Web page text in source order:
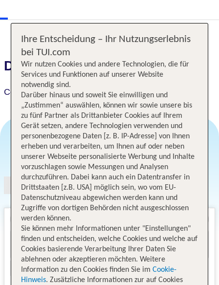
Das erwartet Sie
Courtyard by Marriott Budapest City Center
Angebotsauswahl
Ihre Entscheidung – Ihr Nutzungserlebnis
bei TUI.com
Wir nutzen Cookies und andere Technologien, die für
Services und Funktionen auf unserer Website
notwendig sind.
Darüber hinaus und soweit Sie einwilligen und
„Zustimmen“ auswählen, können wir sowie unsere bis
zu fünf Partner als Drittanbieter Cookies auf Ihrem
Gerät setzen, andere Technologien verwenden und
personenbezogene Daten [z. B. IP-Adresse] von Ihnen
erheben und verarbeiten, um Ihnen auf oder neben
unserer Webseite personalisierte Werbung und Inhalte
vorzuschlagen sowie Messungen und Analysen
durchzuführen. Dabei kann auch ein Datentransfer in
Drittstaaten [z.B. USA] möglich sein, wo vom EU-
Datenschutzniveau abgewichen werden kann und
Zugriffe von dortigen Behörden nicht ausgeschlossen
werden können.
Sie können mehr Informationen unter "Einstellungen"
finden und entscheiden, welche Cookies und welche auf
Cookies basierende Verarbeitung Ihrer Daten Sie
ablehnen oder akzeptieren möchten. Weitere
Information zu den Cookies finden Sie im Cookie-
Hinweis. Zusätzliche Informationen zur auf Cookies